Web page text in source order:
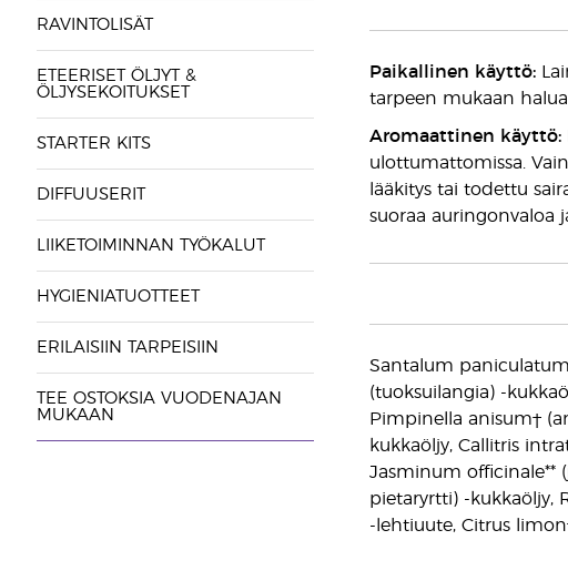
RAVINTOLISÄT
ETEERISET ÖLJYT &
ÖLJYSEKOITUKSET
STARTER KITS
DIFFUUSERIT
LIIKETOIMINNAN TYÖKALUT
HYGIENIATUOTTEET
ERILAISIIN TARPEISIIN
TEE OSTOKSIA VUODENAJAN
MUKAAN
Paikallinen käyttö:
tarpeen mukaan
Aromaattinen käyttö:
ulottumattomissa.
lääkitys tai todettu
suoraa auringonvaloa
Santalum
(tuoksuilangia) -
Pimpinella anisum†
kukkaöljy, Callitris
Jasminum officinale**
pietaryrtti) -kukkaöljy,
-lehtiuute, Citrus